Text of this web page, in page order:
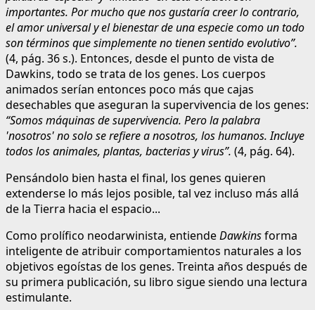
importantes. Por mucho que nos gustaría creer lo contrario,
el amor universal y el bienestar de una especie como un todo
son términos que simplemente no tienen sentido evolutivo”.
(4, pág. 36 s.). Entonces, desde el punto de vista de
Dawkins, todo se trata de los genes. Los cuerpos
animados serían entonces poco más que cajas
desechables que aseguran la supervivencia de los genes:
“Somos máquinas de supervivencia. Pero la palabra
'nosotros' no solo se refiere a nosotros, los humanos. Incluye
todos los animales, plantas, bacterias y virus”. (4, pág. 64).
Pensándolo bien hasta el final, los genes quieren
extenderse lo más lejos posible, tal vez incluso más allá
de la Tierra hacia el espacio...
Como prolífico neodarwinista, entiendeDawkinsforma
inteligente de atribuir comportamientos naturales a los
objetivos egoístas de los genes. Treinta años después de
su primera publicación, su libro sigue siendo una lectura
estimulante.